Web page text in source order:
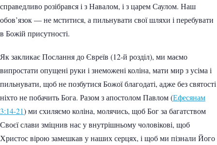
справедливо розібрався і з Навалом, і з царем Саулом. Наш
обов’язок — не мститися, а пильнувати свої шляхи і перебувати
в Божій присутності.
Як закликає Послання до Євреїв (12-й розділ), ми маємо
випростати опущені руки і знеможені коліна, мати мир з усіма і
пильнувати, щоб не позбутися Божої благодаті, адже без святості
ніхто не побачить Бога. Разом з апостолом Павлом (Ефесянам
3:14-21) ми схиляємо коліна, молячись, щоб Бог за багатством
Своєї слави зміцнив нас у внутрішньому чоловікові, щоб
Христос вірою замешкав у наших серцях, і щоб ми пізнали Його